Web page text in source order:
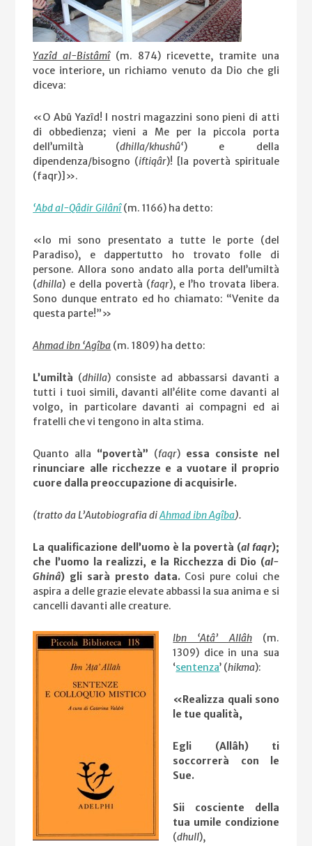
Yazîd al-Bistâmî(m. 874) ricevette, tramite una
voce interiore, un richiamo venuto da Dio che gli
diceva:
«O Abû Yazîd! I nostri magazzini sono pieni di atti
di obbedienza; vieni a Me per la piccola porta
dell’umiltà (dhilla/khushû‘) e della
dipendenza/bisogno (iftiqâr)! [la povertà spirituale
(faqr)]».
‘Abd al-Qâdir Gilânî(m. 1166) ha detto:
«Io mi sono presentato a tutte le porte (del
Paradiso), e dappertutto ho trovato folle di
persone. Allora sono andato alla porta dell’umiltà
(dhilla) e della povertà (faqr), e l’ho trovata libera.
Sono dunque entrato ed ho chiamato: “Venite da
questa parte!”»
Ahmad ibn ‘Agîba (m. 1809) ha detto:
L’umiltà (dhilla) consiste ad abbassarsi davanti a
tutti i tuoi simili, davanti all’élite come davanti al
volgo, in particolare davanti ai compagni ed ai
fratelli che vi tengono in alta stima.
Quanto alla “povertà” (faqr) essa consiste nel
rinunciare alle ricchezze e a vuotare il proprio
cuore dalla preoccupazione di acquisirle.
(tratto da L’Autobiografia diAhmad ibn Agîba).
La qualificazione dell’uomo è la povertà (al faqr);
che l’uomo la realizzi, e la Ricchezza di Dio (al-
Ghinâ) gli sarà presto data.Cosi pure colui che
aspira a delle grazie elevate abbassi la sua anima e si
cancelli davanti alle creature.
Ibn ‘Atâ’ Allâh(m.
1309) dice in una sua
‘sentenza’ (hikma):
«Realizza quali sono
le tue qualità,
Egli (Allâh) ti
soccorrerà con le
Sue.
Sii cosciente della
tua umile condizione
(dhull),